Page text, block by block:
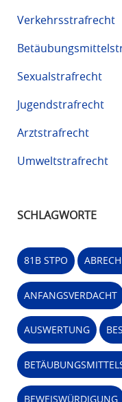
Verkehrsstrafrecht
Sexualstrafrecht
Jugendstrafrecht
Arztstrafrecht
Umweltstrafrecht
SCHLAGWORTE
81B STPO
ANFANGSVERDACHT
AUSWERTUNG
BEWEISWÜRDIGUNG